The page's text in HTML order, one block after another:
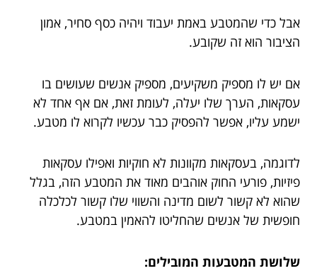
אבל כדי שהמטבע באמת יעבוד ויהיה כסף סחיר, אמון
הציבור הוא זה שקובע.
אם יש לו מספיק משקיעים, מספיק אנשים שעושים בו
עסקאות, הערך שלו יעלה, לעומת זאת, אם אף אחד לא
ישמע עליו, אפשר להפסיק כבר עכשיו לקרוא לו מטבע.
לדוגמה, בעסקאות מקוונות לא חוקיות ואפילו עסקאות
פיזיות, פורעי החוק אוהבים מאוד את המטבע הזה, בגלל
שהוא לא קשור לשום מדינה והשווי שלו קשור לכלכלה
חופשית של אנשים שהחליטו להאמין במטבע.
שלושת המטבעות המובילים: